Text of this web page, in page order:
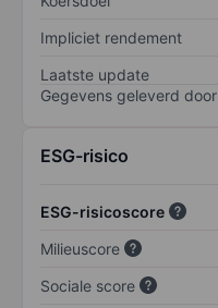
Impliciet rendement
Laatste update
Gegevens geleverd door
ESG-risico
ESG-risicoscore
Milieuscore
Sociale score